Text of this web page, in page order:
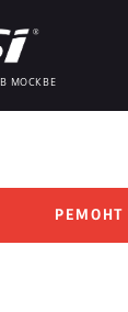
МОСКВЕ
РЕМОНТ